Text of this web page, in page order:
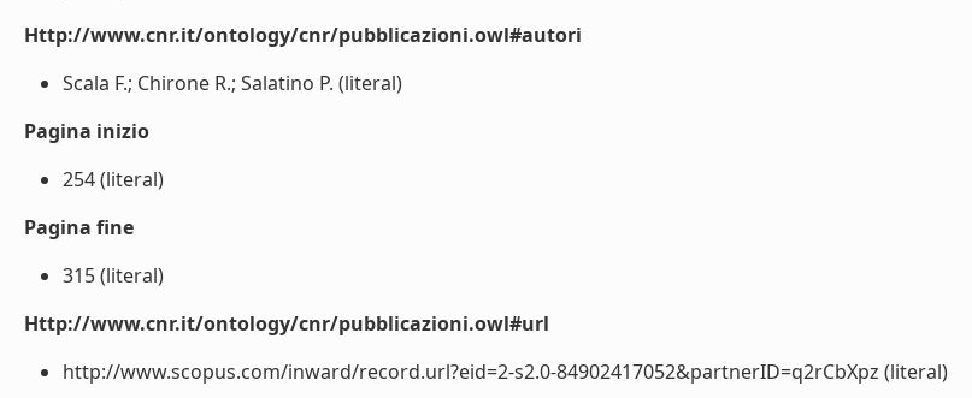
Http://www.cnr.it/ontology/cnr/pubblicazioni.owl#autori
Scala F.; Chirone R.; Salatino P. (literal)
Pagina inizio
254 (literal)
Pagina fine
315 (literal)
Http://www.cnr.it/ontology/cnr/pubblicazioni.owl#url
http://www.scopus.com/inward/record.url?eid=2-s2.0-84902417052&partnerID=q2rCbXpz (literal)